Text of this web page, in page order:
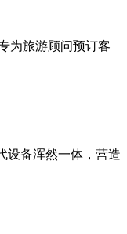
为旅游顾问预订客
设备浑然一体，营造